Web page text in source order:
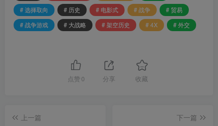
# 选择取向
# 历史 # 电影式 # 战争
# 贸易
# 战争游戏
# 大战略 # 架空历史 # 4X # 外交
点赞 0 分享 收藏
上一篇
下一篇